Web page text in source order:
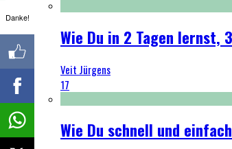
Wie Du in 2 Tagen lernst,
Veit Jürgens
17
Wie Du schnell und
Danke!